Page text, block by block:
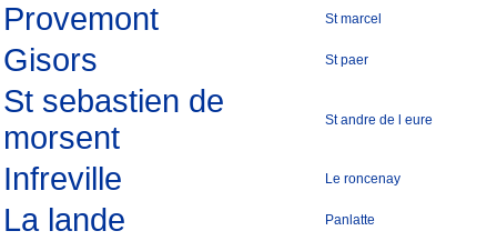
Provemont St marcel
Gisors St paer
St sebastien de
morsent
St andre de l eure
Infreville Le roncenay
La lande
Panlatte